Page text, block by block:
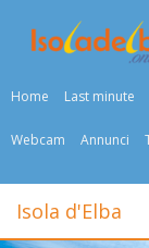
Home Last minute
Webcam Annunci
Isola d'Elba